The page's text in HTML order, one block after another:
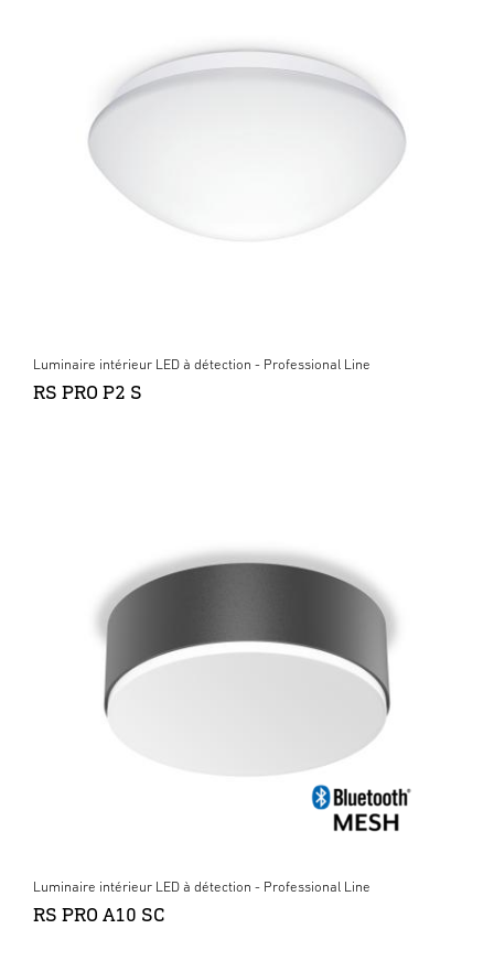
Luminaire intérieur LED à détection - Professional Line
RS PRO P2 S
Luminaire intérieur LED à détection - Professional Line
RS PRO A10 SC